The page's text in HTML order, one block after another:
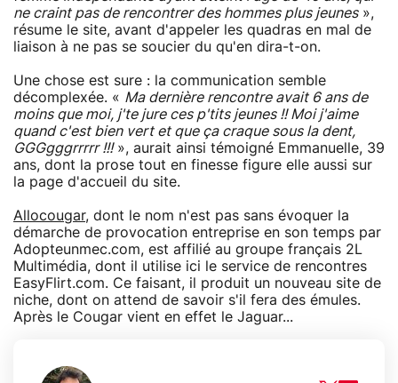
ne craint pas de rencontrer des hommes plus jeunes»,
résume le site, avant d'appeler les quadras en mal de
liaison à ne pas se soucier du qu'en dira-t-on.
Une chose est sure : la communication semble
décomplexée. « Ma dernière rencontre avait 6 ans de
moins que moi, j'te jure ces p'tits jeunes !! Moi j'aime
quand c'est bien vert et que ça craque sous la dent,
GGGgggrrrrr !!!», aurait ainsi témoigné Emmanuelle, 39
ans, dont la prose tout en finesse figure elle aussi sur
la page d'accueil du site.
Allocougar, dont le nom n'est pas sans évoquer la
démarche de provocation entreprise en son temps par
Adopteunmec.com, est affilié au groupe français 2L
Multimédia, dont il utilise ici le service de rencontres
EasyFlirt.com. Ce faisant, il produit un nouveau site de
niche, dont on attend de savoir s'il fera des émules.
Après le Cougar vient en effet le Jaguar...